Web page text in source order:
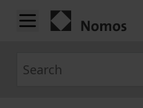
Skip to Content